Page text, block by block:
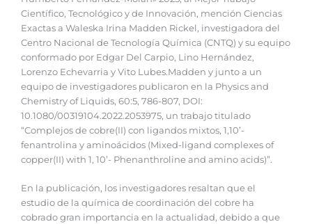
Científico, Tecnológico y de Innovación, mención Ciencias
Exactas a Waleska Irina Madden Rickel, investigadora del
Centro Nacional de Tecnología Química (CNTQ) y su equipo
conformado por Edgar Del Carpio, Lino Hernández,
Lorenzo Echevarria y Vito Lubes.Madden y junto a un
equipo de investigadores publicaron en la Physics and
Chemistry of Liquids, 60:5, 786-807, DOI:
10.1080/00319104.2022.2053975, un trabajo titulado
“Complejos de cobre(II) con ligandos mixtos, 1,10’-
fenantrolina y aminoácidos (Mixed-ligand complexes of
copper(II) with 1, 10’- Phenanthroline and amino acids)”.
En la publicación, los investigadores resaltan que el
estudio de la química de coordinación del cobre ha
cobrado gran importancia en la actualidad, debido a que